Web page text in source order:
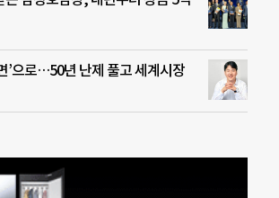
’으로…50년 난제 풀고 세계시장